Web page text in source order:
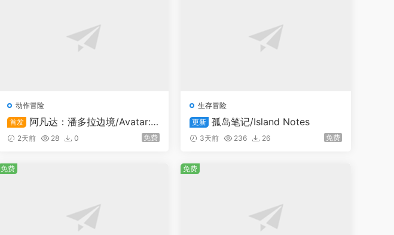
动作冒险
首发
阿凡达：潘多拉边境/Avatar: F
rontiers of Pandora
2天前 28 0 免费
生存冒险
更新 孤岛笔记/Island Notes
3天前 236 26 免费
免费 免费